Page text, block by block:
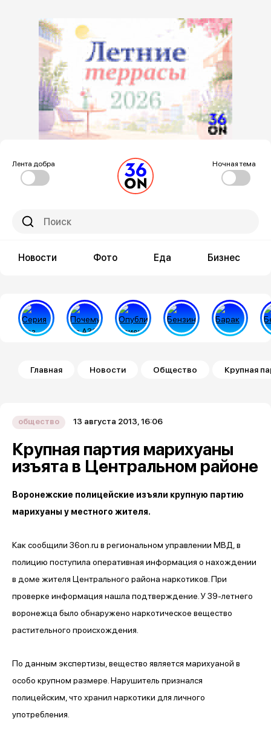
Лента добра Ночная тема
Новости Фото Еда Бизнес
Строка навигации
Главная Новости Общество Крупная
общество 13 августа 2013, 16:06
Крупная партия марихуаны
изъята в Центральном районе
Воронежские полицейские изъяли крупную партию
марихуаны у местного жителя.
Как сообщили 36on.ru в региональном управлении МВД, в
полицию поступила оперативная информация о нахождении
в доме жителя Центрального района наркотиков. При
проверке информация нашла подтверждение. У 39-летнего
воронежца было обнаружено наркотическое вещество
растительного происхождения.
По данным экспертизы, вещество является марихуаной в
особо крупном размере. Нарушитель признался
полицейским, что хранил наркотики для личного
употребления.